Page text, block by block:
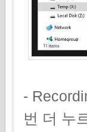
-
번 더 누